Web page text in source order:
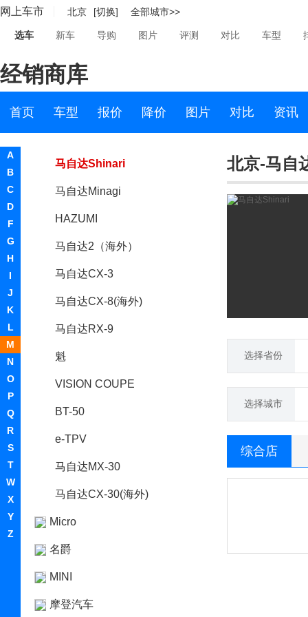
网上车市 北京 [切换] 全部城市>>
选车 新车 导购 图片 评测 对比 车型
经销商库
首页 车型 报价 降价 图片 对比 资讯
A
B
C
D
F
G
H
I
J
K
L
M
N
O
P
Q
R
S
T
W
X
Y
Z
马自达MX-5
马自达CX-9
马自达6(进口)
马自达Shinari
马自达Minagi
HAZUMI
马自达2（海外）
马自达CX-3
马自达CX-8(海外)
马自达RX-9
魁
VISION COUPE
BT-50
e-TPV
马自达MX-30
马自达CX-30(海外)
Micro
名爵
MINI
摩登汽车
北京-马自
选择省份
选择城市
综合店